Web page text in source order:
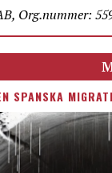
Org.nummer:
SPANSKA